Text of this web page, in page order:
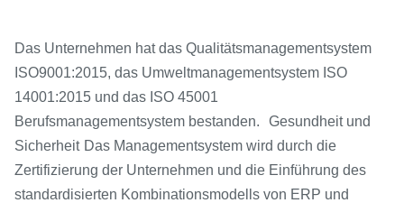
Das Unternehmen hat das Qualitätsmanagementsystem
ISO9001:2015, das Umweltmanagementsystem ISO
14001:2015 und das ISO 45001
Berufsmanagementsystem bestanden.
Gesundheit und
Sicherheit Das Managementsystem wird durch die
Zertifizierung der Unternehmen und die Einführung des
standardisierten Kombinationsmodells von ERP und